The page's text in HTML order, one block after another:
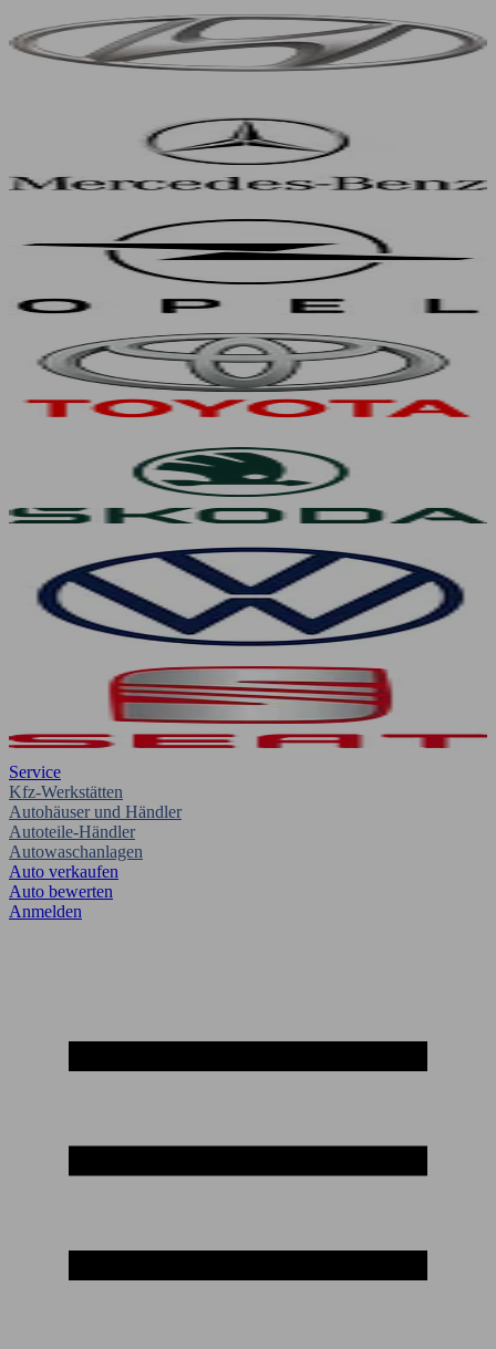
Service
Kfz-Werkstätten
Autohäuser und Händler
Autoteile-Händler
Autowaschanlagen
Auto verkaufen
Auto bewerten
Anmelden